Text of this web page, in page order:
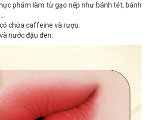
phẩm làm từ gạo nếp như bánh tét, bánh
chứa caffeine và rượu.
nước đậu đen.